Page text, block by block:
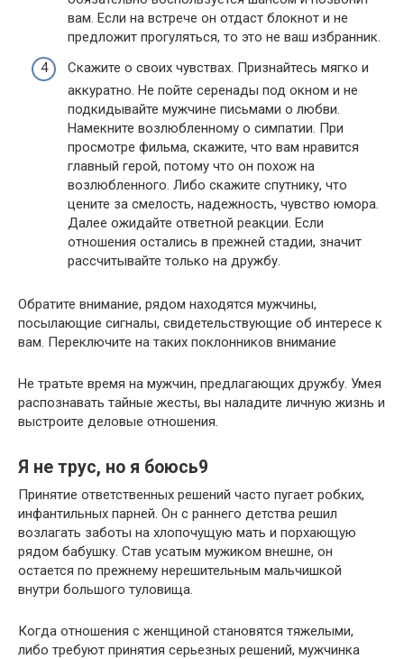
вам. Если на встрече он отдаст блокнот и не
предложит прогуляться, то это не ваш избранник.
Скажите о своих чувствах. Признайтесь мягко и
аккуратно. Не пойте серенады под окном и не
подкидывайте мужчине письмами о любви.
Намекните возлюбленному о симпатии. При
просмотре фильма, скажите, что вам нравится
главный герой, потому что он похож на
возлюбленного. Либо скажите спутнику, что
цените за смелость, надежность, чувство юмора.
Далее ожидайте ответной реакции. Если
отношения остались в прежней стадии, значит
рассчитывайте только на дружбу.
Обратите внимание, рядом находятся мужчины,
посылающие сигналы, свидетельствующие об интересе к
вам. Переключите на таких поклонников внимание
Не тратьте время на мужчин, предлагающих дружбу. Умея
распознавать тайные жесты, вы наладите личную жизнь и
выстроите деловые отношения.
Я не трус, но я боюсь9
Принятие ответственных решений часто пугает робких,
инфантильных парней. Он с раннего детства решил
возлагать заботы на хлопочущую мать и порхающую
рядом бабушку. Став усатым мужиком внешне, он
остается по прежнему нерешительным мальчишкой
внутри большого туловища.
Когда отношения с женщиной становятся тяжелыми,
либо требуют принятия серьезных решений, мужчинка